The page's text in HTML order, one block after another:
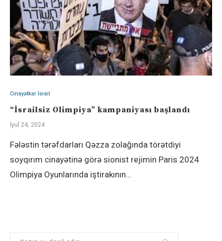
Cinayətkar İsrail
“İsrailsiz Olimpiya” kampaniyası başlandı
İyul 24, 2024
Fələstin tərəfdarları Qəzza zolağında törətdiyi
soyqırım cinayətinə görə sionist rejimin Paris 2024
Olimpiya Oyunlarında iştirakının…